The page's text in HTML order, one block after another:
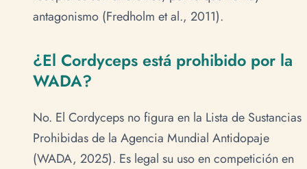
antagonismo (Fredholm et al., 2011).
¿El Cordyceps está prohibido por la
WADA?
No. El Cordyceps no figura en la Lista de Sustancias
Prohibidas de la Agencia Mundial Antidopaje
(WADA, 2025). Es legal su uso en competición en